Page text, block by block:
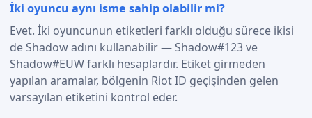
İki oyuncu aynı isme sahip olabilir mi?
Evet. İki oyuncunun etiketleri farklı olduğu sürece ikisi
de Shadow adını kullanabilir — Shadow#123 ve
Shadow#EUW farklı hesaplardır. Etiket girmeden
yapılan aramalar, bölgenin Riot ID geçişinden gelen
varsayılan etiketini kontrol eder.